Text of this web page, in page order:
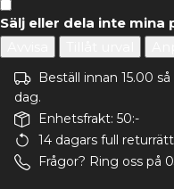
Sälj eller dela inte
Beställ innan 15.00
dag.
Enhetsfrakt: 50:-
14 dagars full returrätt
Frågor? Ring oss på